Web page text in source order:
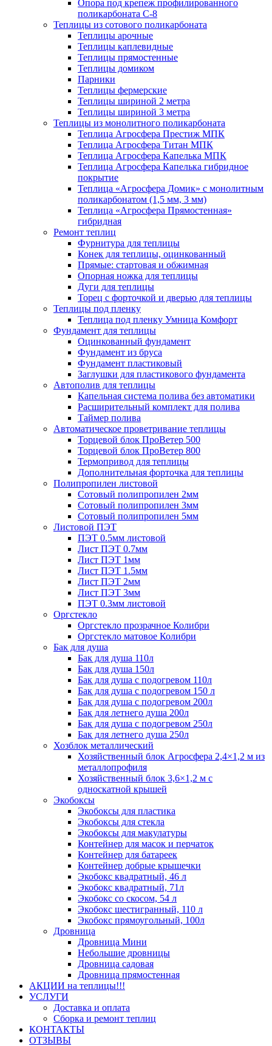
Опора под крепеж профилированного
поликарбоната С-8
Теплицы из сотового поликарбоната
Теплицы арочные
Теплицы каплевидные
Теплицы прямостенные
Теплицы домиком
Парники
Теплицы фермерские
Теплицы шириной 2 метра
Теплицы шириной 3 метра
Теплицы из монолитного поликарбоната
Теплица Агросфера Престиж МПК
Теплица Агросфера Титан МПК
Теплица Агросфера Капелька МПК
Теплица Агросфера Капелька гибридное
покрытие
Теплица «Агросфера Домик» с монолитным
поликарбонатом (1,5 мм, 3 мм)
Теплица «Агросфера Прямостенная»
гибридная
Ремонт теплиц
Фурнитура для теплицы
Конек для теплицы, оцинкованный
Прямые: стартовая и обжимная
Опорная ножка для теплицы
Дуги для теплицы
Торец с форточкой и дверью для теплицы
Теплицы под пленку
Теплица под пленку Умница Комфорт
Фундамент для теплицы
Оцинкованный фундамент
Фундамент из бруса
Фундамент пластиковый
Заглушки для пластикового фундамента
Автополив для теплицы
Капельная система полива без автоматики
Расширительный комплект для полива
Таймер полива
Автоматическое проветривание теплицы
Торцевой блок ПроВетер 500
Торцевой блок ПроВетер 800
Термопривод для теплицы
Дополнительная форточка для теплицы
Полипропилен листовой
Сотовый полипропилен 2мм
Сотовый полипропилен 3мм
Сотовый полипропилен 5мм
Листовой ПЭТ
ПЭТ 0.5мм листовой
Лист ПЭТ 0.7мм
Лист ПЭТ 1мм
Лист ПЭТ 1.5мм
Лист ПЭТ 2мм
Лист ПЭТ 3мм
ПЭТ 0.3мм листовой
Оргстекло
Оргстекло прозрачное Колибри
Оргстекло матовое Колибри
Бак для душа
Бак для душа 110л
Бак для душа 150л
Бак для душа с подогревом 110л
Бак для душа с подогревом 150 л
Бак для душа с подогревом 200л
Бак для летнего душа 200л
Бак для душа с подогревом 250л
Бак для летнего душа 250л
Хозблок металлический
Хозяйственный блок Агросфера 2,4×1,2 м из
металлопрофиля
Хозяйственный блок 3,6×1,2 м с
односкатной крышей
Экобоксы
Экобоксы для пластика
Экобоксы для стекла
Экобоксы для макулатуры
Контейнер для масок и перчаток
Контейнер для батареек
Контейнер добрые крышечки
Экобокс квадратный, 46 л
Экобокс квадратный, 71л
Экобокс со скосом, 54 л
Экобокс шестигранный, 110 л
Экобокс прямоугольный, 100л
Дровница
Дровница Мини
Небольшие дровницы
Дровница садовая
Дровница прямостенная
АКЦИИ на теплицы!!!
УСЛУГИ
Доставка и оплата
Сборка и ремонт теплиц
КОНТАКТЫ
ОТЗЫВЫ